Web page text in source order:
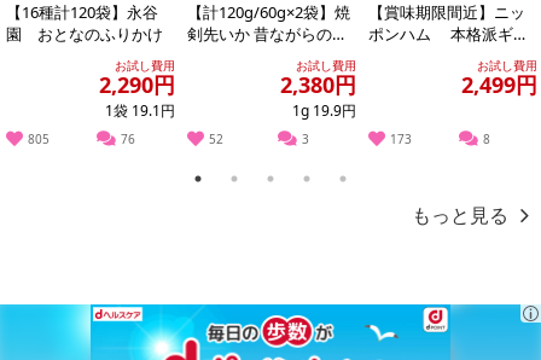
【16種計120袋】永谷
園 おとなのふりかけ
お試し費用
2,290円
1袋 19.1円
805 76
【計120g/60g×2袋】焼
剣先いか 昔ながらのお
つまみ珍味 イカ好きに
お試し費用
2,380円
1g 19.9円
52 3
【賞味期限間近】ニッ
ポンハム 本格派ギフ
お試し費用
2,499円
173 8
1 2 3 4 5
もっと見る